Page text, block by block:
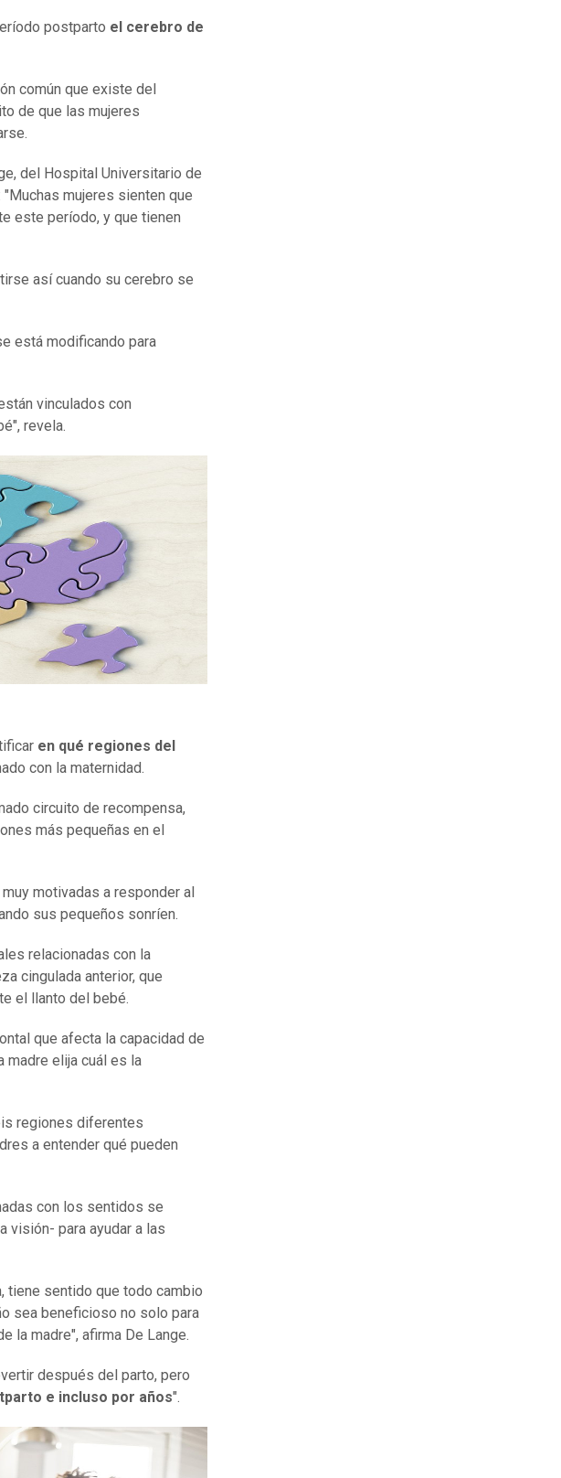
postparto el cerebro de
común que existe del
de que las mujeres
del Hospital Universitario de
"Muchas mujeres sienten que
este período, y que tienen
así cuando su cerebro se
está modificando para
vinculados con
revela.
en qué regiones del
con la maternidad.
circuito de recompensa,
más pequeñas en el
motivadas a responder al
sus pequeños sonríen.
relacionadas con la
cingulada anterior, que
el llanto del bebé.
que afecta la capacidad de
madre elija cuál es la
regiones diferentes
a entender qué pueden
con los sentidos se
visión- para ayudar a las
tiene sentido que todo cambio
sea beneficioso no solo para
la madre", afirma De Lange.
después del parto, pero
e incluso por años".